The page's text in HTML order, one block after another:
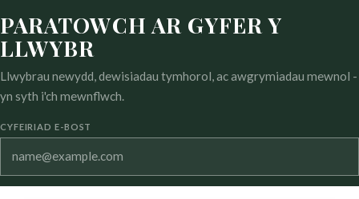
PARATOWCH AR GYFER Y
LLWYBR
Llwybrau newydd, dewisiadau tymhorol, ac awgrymiadau mewnol -
yn syth i'ch mewnflwch.
CYFEIRIAD E-BOST